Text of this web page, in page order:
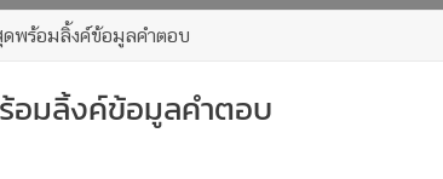
ดพร้อมลิ้งค์ข้อมูลคำตอบ
อมลิ้งค์ข้อมูลคำตอบ